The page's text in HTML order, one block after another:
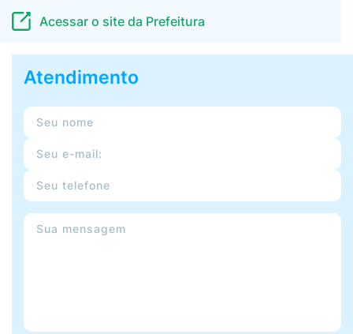
Acessar o site da Prefeitura
Atendimento